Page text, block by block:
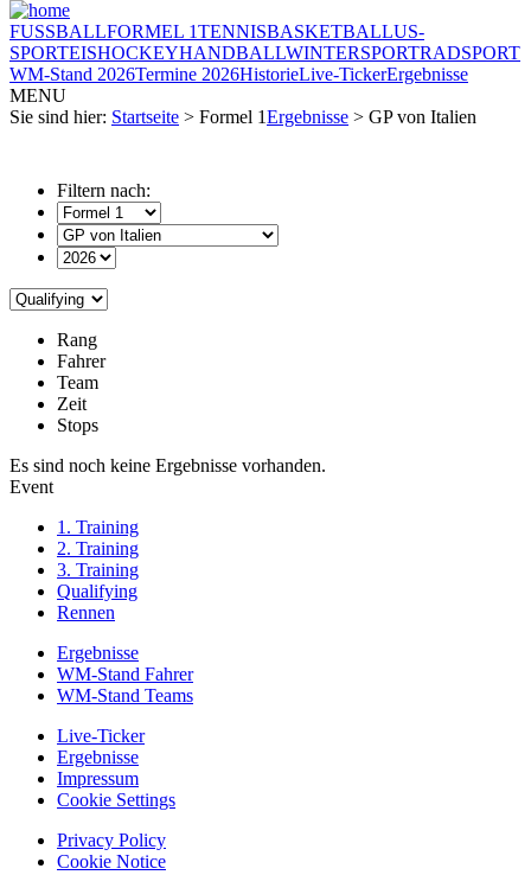
FUSSBALLFORMEL 1TENNISBASKETBALLUS-
SPORTEISHOCKEYHANDBALLWINTERSPORTRADSPORT
WM-Stand 2026Termine 2026HistorieLive-TickerErgebnisse
MENU
Sie sind hier: Startseite > Formel 1Ergebnisse > GP von Italien
Filtern nach:
Rang
Fahrer
Team
Zeit
Stops
Es sind noch keine Ergebnisse vorhanden.
Event
1. Training
2. Training
3. Training
Qualifying
Rennen
Ergebnisse
WM-Stand Fahrer
WM-Stand Teams
Live-Ticker
Ergebnisse
Impressum
Cookie Settings
Privacy Policy
Cookie Notice